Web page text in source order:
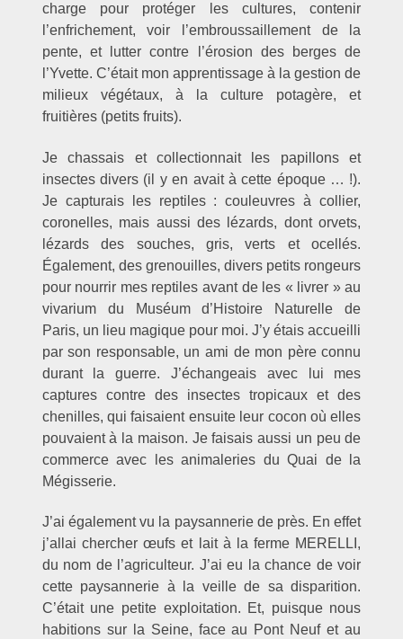
charge pour protéger les cultures, contenir
l’enfrichement, voir l’embroussaillement de la
pente, et lutter contre l’érosion des berges de
l’Yvette. C’était mon apprentissage à la gestion de
milieux végétaux, à la culture potagère, et
fruitières (petits fruits).
Je chassais et collectionnait les papillons et
insectes divers (il y en avait à cette époque … !).
Je capturais les reptiles : couleuvres à collier,
coronelles, mais aussi des lézards, dont orvets,
lézards des souches, gris, verts et ocellés.
Également, des grenouilles, divers petits rongeurs
pour nourrir mes reptiles avant de les « livrer » au
vivarium du Muséum d’Histoire Naturelle de
Paris, un lieu magique pour moi. J’y étais accueilli
par son responsable, un ami de mon père connu
durant la guerre. J’échangeais avec lui mes
captures contre des insectes tropicaux et des
chenilles, qui faisaient ensuite leur cocon où elles
pouvaient à la maison. Je faisais aussi un peu de
commerce avec les animaleries du Quai de la
Mégisserie.
J’ai également vu la paysannerie de près. En effet
j’allai chercher œufs et lait à la ferme MERELLI,
du nom de l’agriculteur. J’ai eu la chance de voir
cette paysannerie à la veille de sa disparition.
C’était une petite exploitation. Et, puisque nous
habitions sur la Seine, face au Pont Neuf et au